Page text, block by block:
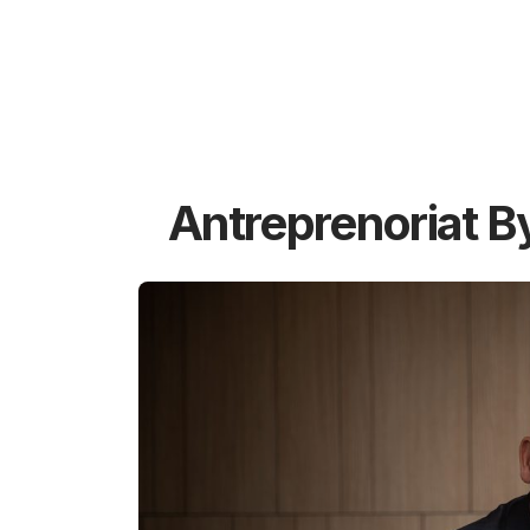
Antreprenoriat